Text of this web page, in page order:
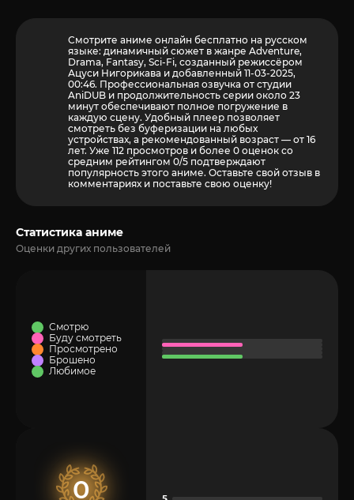
Смотрите аниме онлайн бесплатно на русском
языке: динамичный сюжет в жанре Adventure,
Drama, Fantasy, Sci-Fi, созданный режиссёром
Ацуси Нигорикава и добавленный 11-03-2025,
00:46. Профессиональная озвучка от студии
AniDUB и продолжительность серии около 23
минут обеспечивают полное погружение в
каждую сцену. Удобный плеер позволяет
смотреть без буферизации на любых
устройствах, а рекомендованный возраст — от 16
лет. Уже 112 просмотров и более 0 оценок со
средним рейтингом 0/5 подтверждают
популярность этого аниме. Оставьте свой отзыв в
комментариях и поставьте свою оценку!
Статистика аниме
Оценки других пользователей
Смотрю
Буду смотреть
Просмотрено
Брошено
Любимое
0